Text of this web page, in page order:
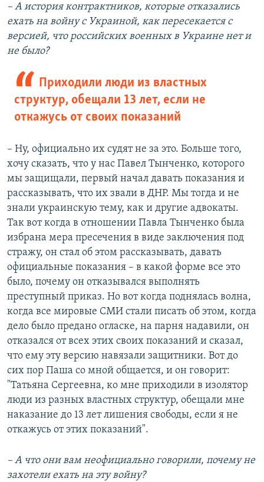
– А история контрактников, которые отказались
ехать на войну с Украиной, как пересекается с
версией, что российских военных в Украине нет и
не было?
Приходили люди из властных
структур, обещали 13 лет, если не
откажусь от своих показаний
– Ну, официально их судят не за это. Больше того,
хочу сказать, что у нас Павел Тынченко, которого
мы защищали, первый начал давать показания и
рассказывать, что их звали в ДНР. Мы тогда и не
знали украинскую тему, как и другие адвокаты.
Так вот когда в отношении Павла Тынченко была
избрана мера пресечения в виде заключения под
стражу, он стал об этом рассказывать, давать
официальные показания – в какой форме все это
было, почему он отказывался выполнять
преступный приказ. Но вот когда поднялась волна,
когда все мировые СМИ стали писать об этом, когда
дело было предано огласке, на парня надавили, он
отказался от всех этих своих показаний и сказал,
что ему эту версию навязали защитники. Вот до
сих пор Паша со мной общается, и он говорит:
"Татьяна Сергеевна, ко мне приходили в изолятор
люди из разных властных структур, обещали мне
наказание до 13 лет лишения свободы, если я не
откажусь от этих показаний".
– А что они вам неофициально говорили, почему не
захотели ехать на эту войну?